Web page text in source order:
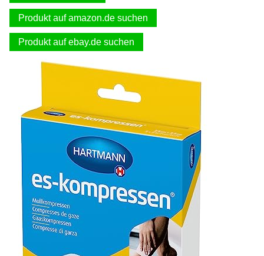
Produkt auf amazon.de suchen
Produkt auf ebay.de suchen